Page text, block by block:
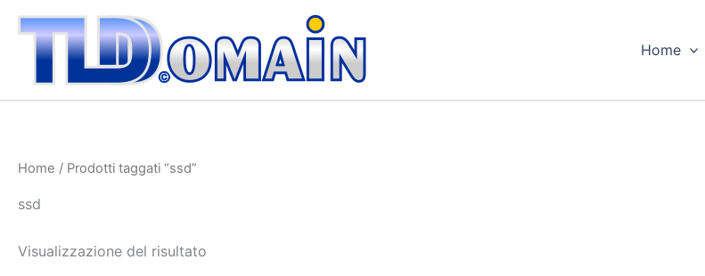
contenuto
Home
Home / Prodotti taggati “ssd”
ssd
Visualizzazione del risultato